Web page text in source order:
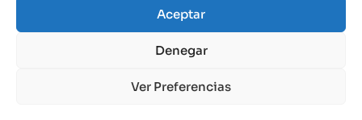
Aceptar
Denegar
Ver Preferencias
Política De CookiesAccesibilidad
Términos Y Condiciones